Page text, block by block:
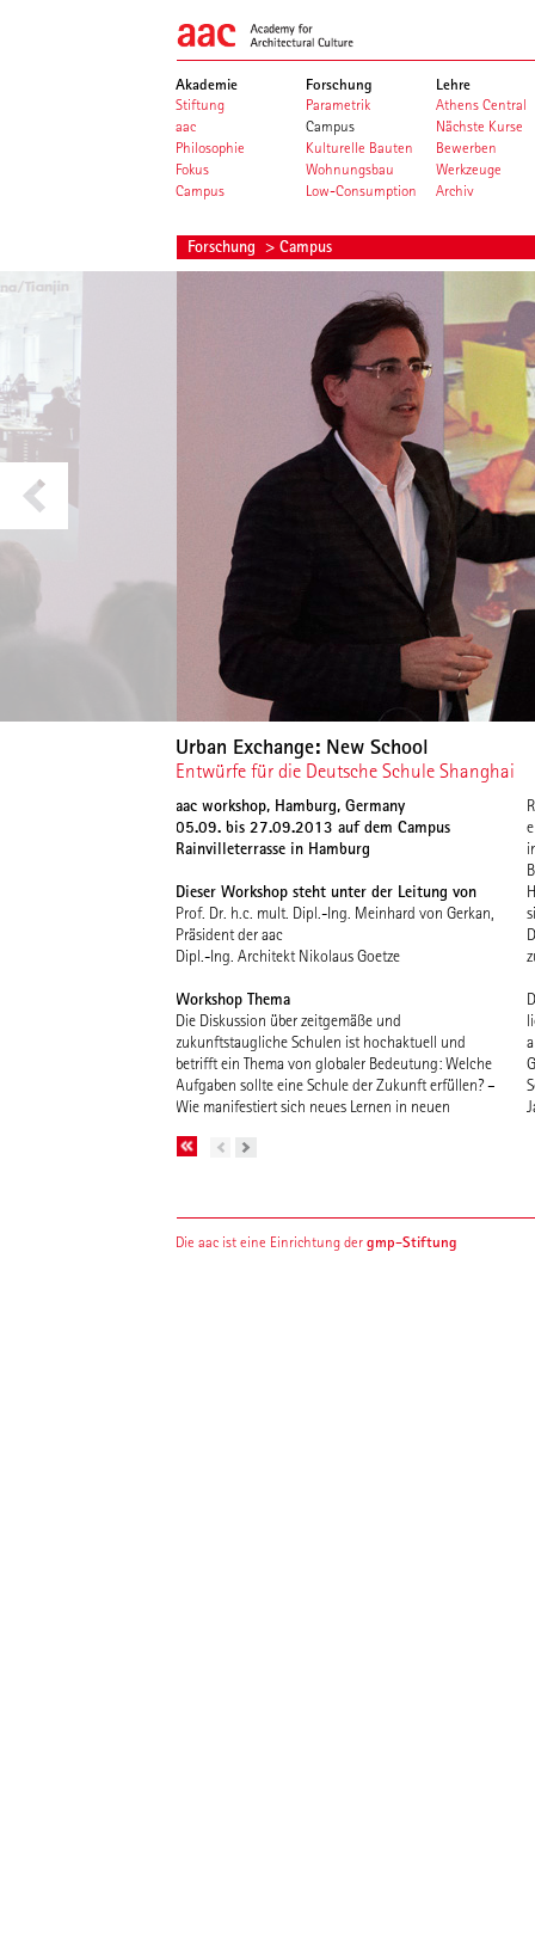
Akademie
Stiftung
aac
Philosophie
Fokus
Campus
Forschung
Parametrik
Campus
Kulturelle Bauten
Wohnungsbau
Low-Consumption
Lehre
Athens Central
Nächste Kurse
Bewerben
Werkzeuge
Archiv
Forschung > Campus
Urban Exchange: New School
Entwürfe für die Deutsche Schule Shanghai
aac workshop, Hamburg, Germany
05.09. bis 27.09.2013 auf dem Campus
Rainvilleterrasse in Hamburg
Dieser Workshop steht unter der Leitung von
Prof. Dr. h.c. mult. Dipl.-Ing. Meinhard von Gerkan,
Präsident der aac
Dipl.-Ing. Architekt Nikolaus Goetze
Workshop Thema
Die Diskussion über zeitgemäße und
zukunftstaugliche Schulen ist hochaktuell und
betrifft ein Thema von globaler Bedeutung: Welche
Aufgaben sollte eine Schule der Zukunft erfüllen? –
Wie manifestiert sich neues Lernen in neuen
Die aac ist eine Einrichtung dergmp-Stiftung